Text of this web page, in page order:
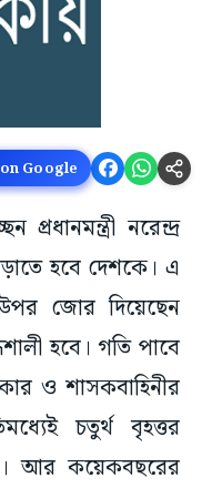
Google
প্রধানমন্ত্রী নরেন্দ্র
হবে দেশকে। এ
জোর দিয়েছেন
হবে। গতি পাবে
ও শাসকবাহিনীর
চতুর্থ বৃহত্তর
আর কয়েকবছরের